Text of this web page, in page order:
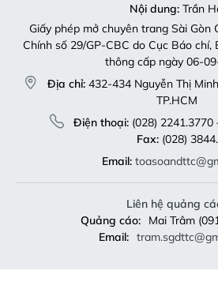
Nội dung:Trần
Giấy phép mở chuyên trang Sài Gòn
Chính số 29/GP-CBC do Cục Báo chí,
thông cấp ngày 06-
Địa chỉ: 432-434 Nguyễn Thị
TP.HCM
Điện thoại:(028) 2241.3770
Fax:(028)
Email:
Liên hệ quảng
Quảng cáo:
Mai Trâm
Email: